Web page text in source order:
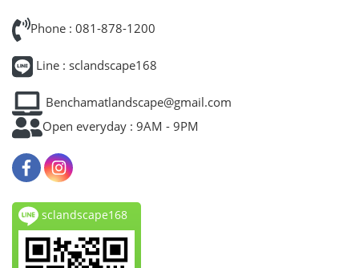
Phone : 081-878-1200
Line : sclandscape168
Benchamatlandscape@gmail.com
Open everyday : 9AM - 9PM
sclandscape168